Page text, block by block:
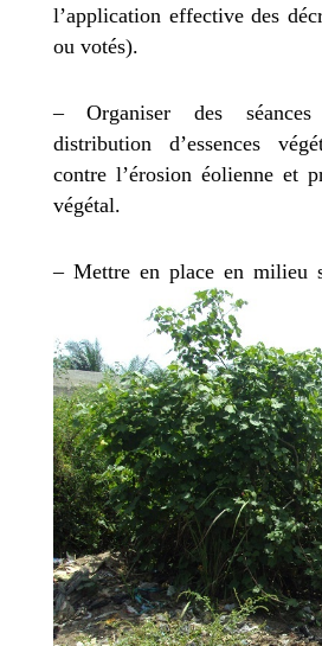
l’application effective des
ou votés).
– Organiser des
distribution d’essences
contre l’érosion éolienne et
végétal.
– Mettre en place en milieu